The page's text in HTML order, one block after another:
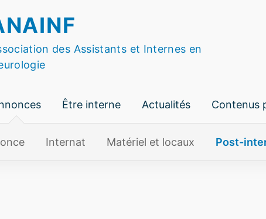
des Assistants et Internes en
Être interne Actualités Contenus
Internat Matériel et locaux Post-